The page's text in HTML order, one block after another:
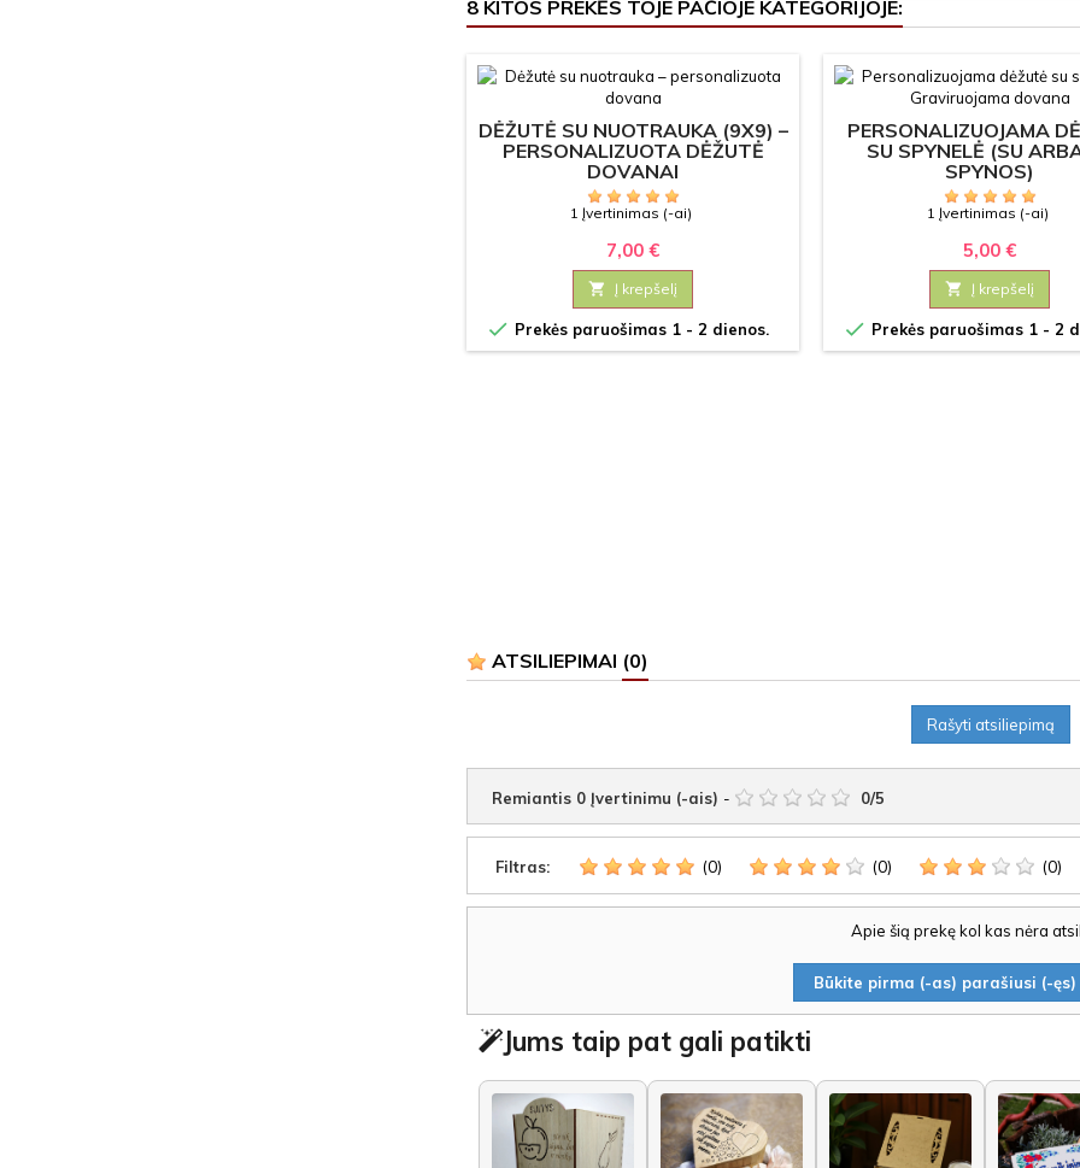
8 KITOS PREKĖS TOJE PAČIOJE KATEGORIJOJE:
DĖŽUTĖ SU NUOTRAUKA (9X9) –
PERSONALIZUOTA DĖŽUTĖ
DOVANAI
1 Įvertinimas (-ai)
7,00 €
 Į krepšelį
 Prekės paruošimas 1 - 2 dienos.
PERSONALIZUOJAMA
SU SPYNELĖ (SU
SPYNOS)
1 Įvertinimas (-ai)
5,00 €
 Į krepšelį
 Prekės paruošimas 1 - 2
ATSILIEPIMAI (0)
Rašyti atsiliepimą
Remiantis 0 Įvertinimu (-ais) - 0/5
Filtras: (0) (0) (0)
Apie šią prekę kol kas nėra
Būkite pirma (-as) parašiusi (-
Jums taip pat gali patikti